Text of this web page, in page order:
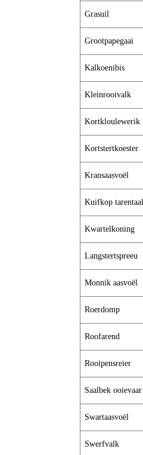
Grasuil
Grootpapegaai
Kalkoenibis
Kleinrooivalk
Kortkloulewerik
Kortstertkoester
Kransaasvoël
Kuifkop tarentaal
Kwartelkoning
Langstertspreeu
Monnik aasvoël
Roerdomp
Roofarend
Rooipensreier
Saalbek ooievaar
Swartaasvoël
Swerfvalk